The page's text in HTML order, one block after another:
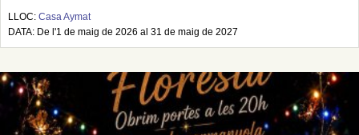
LLOC: Casa Aymat
DATA: De l'1 de maig de 2026 al 31 de maig de 2027